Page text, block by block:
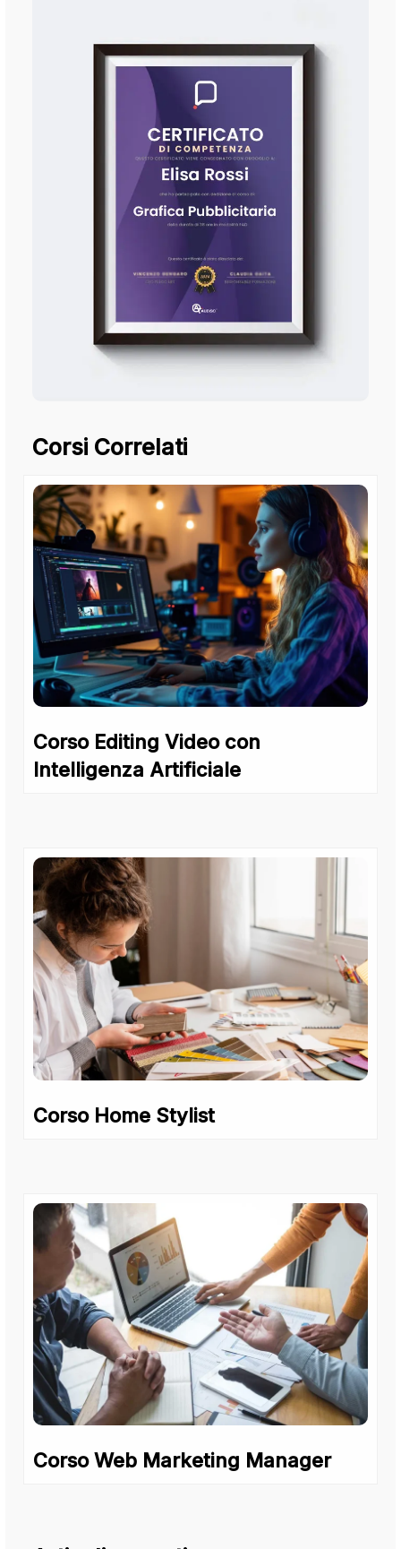
Corsi Correlati
Corso Editing Video con
Intelligenza Artificiale
Corso Home Stylist
Corso Web Marketing Manager